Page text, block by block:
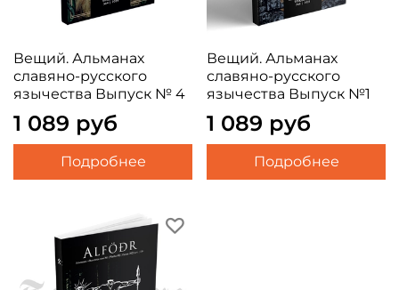
Вещий. Альманах
славяно-русского
язычества Выпуск № 4
1 089 руб
Подробнее
Вещий. Альманах
славяно-русского
язычества Выпуск №1
1 089 руб
Подробнее